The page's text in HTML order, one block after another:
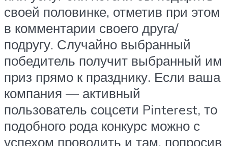
своей половинке, отметив при этом
в комментарии своего друга/
подругу. Случайно выбранный
победитель получит выбранный им
приз прямо к празднику. Если ваша
компания — активный
пользователь соцсети Pinterest, то
подобного рода конкурс можно с
успехом проводить и там, попросив